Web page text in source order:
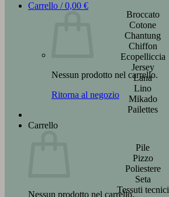
Carrello /0,00 €
Nessun prodotto nel carrello.
Ritorna al negozio
Carrello
Nessun prodotto nel carrello.
Broccato
Cotone
Chantung
Chiffon
Ecopelliccia
Jersey
Lana
Lino
Mikado
Pailettes
Pile
Pizzo
Poliestere
Seta
Tessuti tecnici